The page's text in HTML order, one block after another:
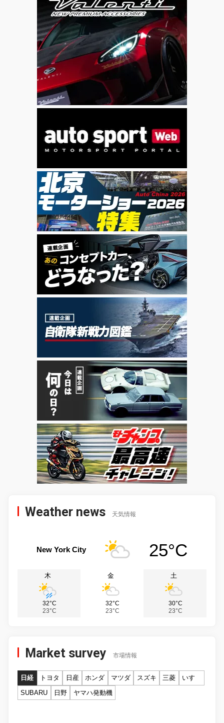
Weather news 天気情報
New York City 25°C
木
32°C
23°C
金
32°C
23°C
土
30°C
23°C
Market survey 市場情報
日経 トヨタ 日産 ホンダ マツダ スズキ 三菱
いすゞ
SUBARU
日野 ヤマハ発動機